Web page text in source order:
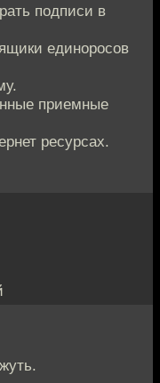
подписи в
единоросов
приемные
ресурсах.